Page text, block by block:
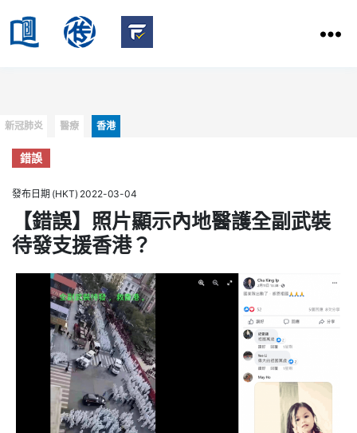
HKBU
of
Communication
Categories
新冠肺炎 醫療 香港
錯誤
發布日期 (HKT) 2022-03-04
【錯誤】照片顯示內地醫護全副武裝
待發支援香港？